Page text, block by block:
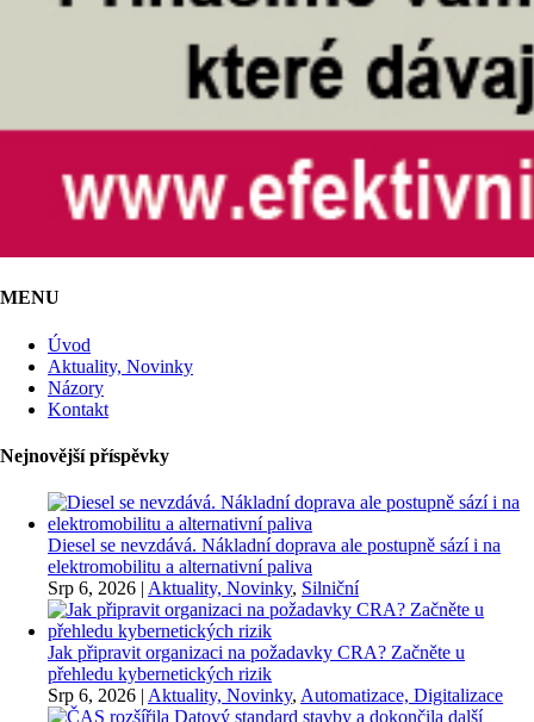
MENU
Úvod
Aktuality, Novinky
Názory
Kontakt
Nejnovější příspěvky
Diesel se nevzdává. Nákladní doprava ale postupně sází i na
elektromobilitu a alternativní paliva
Srp 6, 2026 | Aktuality, Novinky, Silniční
Jak připravit organizaci na požadavky CRA? Začněte u
přehledu kybernetických rizik
Srp 6, 2026 | Aktuality, Novinky, Automatizace, Digitalizace